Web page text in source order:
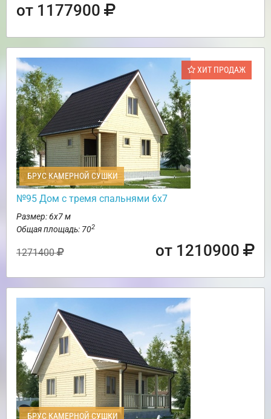
от 1177900
ХИТ ПРОДАЖ
БРУС КАМЕРНОЙ СУШКИ
№95 Дом с тремя спальнями 6х7
Размер: 6х7 м
Общая площадь: 702
1271400 от 1210900
БРУС КАМЕРНОЙ СУШКИ